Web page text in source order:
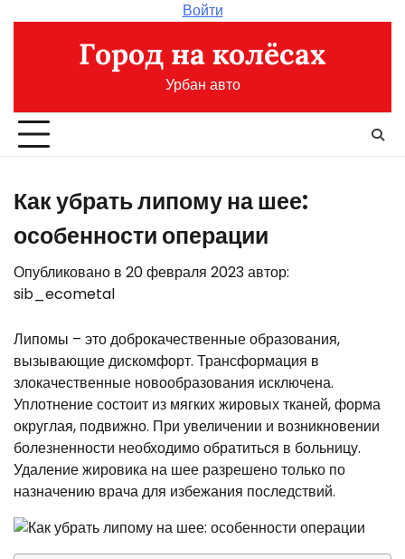
содержимому
Войти
Город на колёсах
Урбан авто
Как убрать липому на шее:
особенности операции
Опубликовано в 20 февраля 2023автор:
sib_ecometal
Липомы – это доброкачественные образования,
вызывающие дискомфорт. Трансформация в
злокачественные новообразования исключена.
Уплотнение состоит из мягких жировых тканей, форма
округлая, подвижно. При увеличении и возникновении
болезненности необходимо обратиться в больницу.
Удаление жировика на шее разрешено только по
назначению врача для избежания последствий.